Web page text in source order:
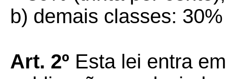
b) demais classes:
Art. 2º Esta lei entra